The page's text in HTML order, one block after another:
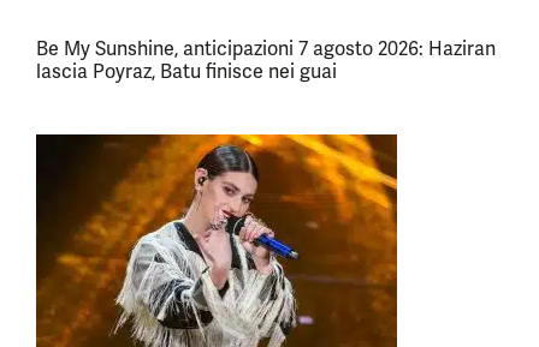
Be My Sunshine, anticipazioni 7 agosto 2026: Haziran
lascia Poyraz, Batu finisce nei guai